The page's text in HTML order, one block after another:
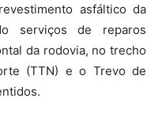
asfáltico da
serviços de reparos
da rodovia, no trecho
(TTN) e o Trevo de